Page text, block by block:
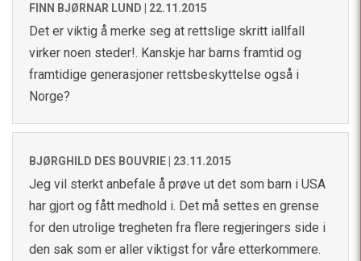
FINN BJØRNAR LUND | 22.11.2015
Det er viktig å merke seg at rettslige skritt iallfall
virker noen steder!. Kanskje har barns framtid og
framtidige generasjoner rettsbeskyttelse også i
Norge?
BJØRGHILD DES BOUVRIE | 23.11.2015
Jeg vil sterkt anbefale å prøve ut det som barn i USA
har gjort og fått medhold i. Det må settes en grense
for den utrolige tregheten fra flere regjeringers side i
den sak som er aller viktigst for våre etterkommere.